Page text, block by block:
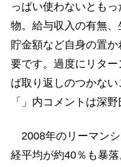
っぱい使わないとも
物。給与収入の有無
貯金額など自身の置
要です。過度にリタ
ば取り返しのつかない
「」内コメントは深野
2008年のリーマン
経平均が約40％も暴